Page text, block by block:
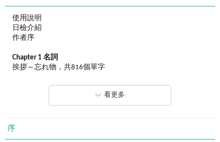
那為什麼要浪費時間去背「根本不會出現在考卷上」的
這15 年來，會考的單字都在這裡了！
如果考卷只會出現這1,550個核心單字，為什麼你要浪費時間
背不會考的單字？數據說話！直擊JLPT N4-N5命題核心，最
精準的選字、最道地的用法，讓你帶著「正確答案」踏進考
數據決定勝負，精準就是權威！
使用說明
日檢介紹
作者序
Chapter 1 名詞
挨拶～忘れ物，共816個單字
一日目 挨拶～インターネット
三日目 お辞儀～風
五日目 牛乳～見学
看更多
序